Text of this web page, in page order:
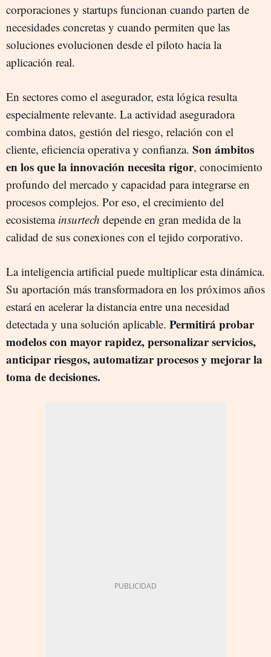
corporaciones y startups funcionan cuando parten de
necesidades concretas y cuando permiten que las
soluciones evolucionen desde el piloto hacia la
aplicación real.
En sectores como el asegurador, esta lógica resulta
especialmente relevante. La actividad aseguradora
combina datos, gestión del riesgo, relación con el
cliente, eficiencia operativa y confianza. Son ámbitos
en los que la innovación necesita rigor, conocimiento
profundo del mercado y capacidad para integrarse en
procesos complejos. Por eso, el crecimiento del
ecosistemainsurtech depende en gran medida de la
calidad de sus conexiones con el tejido corporativo.
La inteligencia artificial puede multiplicar esta dinámica.
Su aportación más transformadora en los próximos años
estará en acelerar la distancia entre una necesidad
detectada y una solución aplicable. Permitirá probar
modelos con mayor rapidez, personalizar servicios,
anticipar riesgos, automatizar procesos y mejorar la
toma de decisiones.